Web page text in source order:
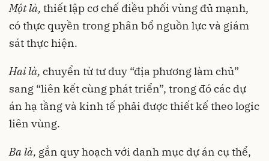
Một là, thiết lập cơ chế điều phối vùng đủ mạnh,
có thực quyền trong phân bổ nguồn lực và giám
sát thực hiện.
Hai là, chuyển từ tư duy “địa phương làm chủ”
sang “liên kết cùng phát triển”, trong đó các dự
án hạ tầng và kinh tế phải được thiết kế theo logic
liên vùng.
Ba là, gắn quy hoạch với danh mục dự án cụ thể,